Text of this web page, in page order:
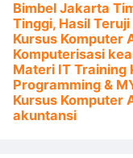
Bimbel Jakarta
Tinggi, Hasil Teruji
Kursus Komputer
Komputerisasi
Materi IT Training
Programming &
Kursus Komputer
akuntansi